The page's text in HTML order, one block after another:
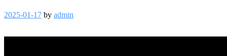
2025-01-17 by admin